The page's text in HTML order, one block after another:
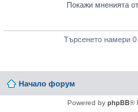
Покажи мненията
Търсенето намери 0
Начало форум
Powered by phpBB®